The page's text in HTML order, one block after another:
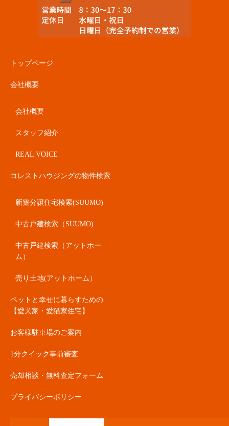
トップページ
会社概要
会社概要
スタッフ紹介
REAL VOICE
コレストハウジングの物件検索
新築分譲住宅検索(SUUMO)
中古戸建検索（SUUMO)
中古戸建検索（アットホー
ム）
売り土地(アットホーム）
ペットと幸せに暮らすための
【愛犬家・愛猫家住宅】
お客様駐車場のご案内
1分クイック事前審査
売却相談・無料査定フォーム
プライバシーポリシー